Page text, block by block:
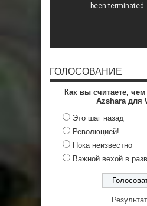
ГОЛОСОВАНИЕ
Как вы считаете,
Azshara для
Это шаг назад
Революцией!
Пока неизвестно
Важной вехой в